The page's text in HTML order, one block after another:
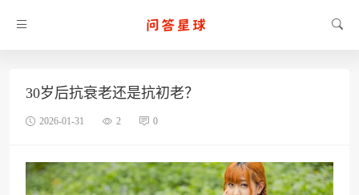
30岁后抗衰老还是抗初老？
2026-01-31 2 0